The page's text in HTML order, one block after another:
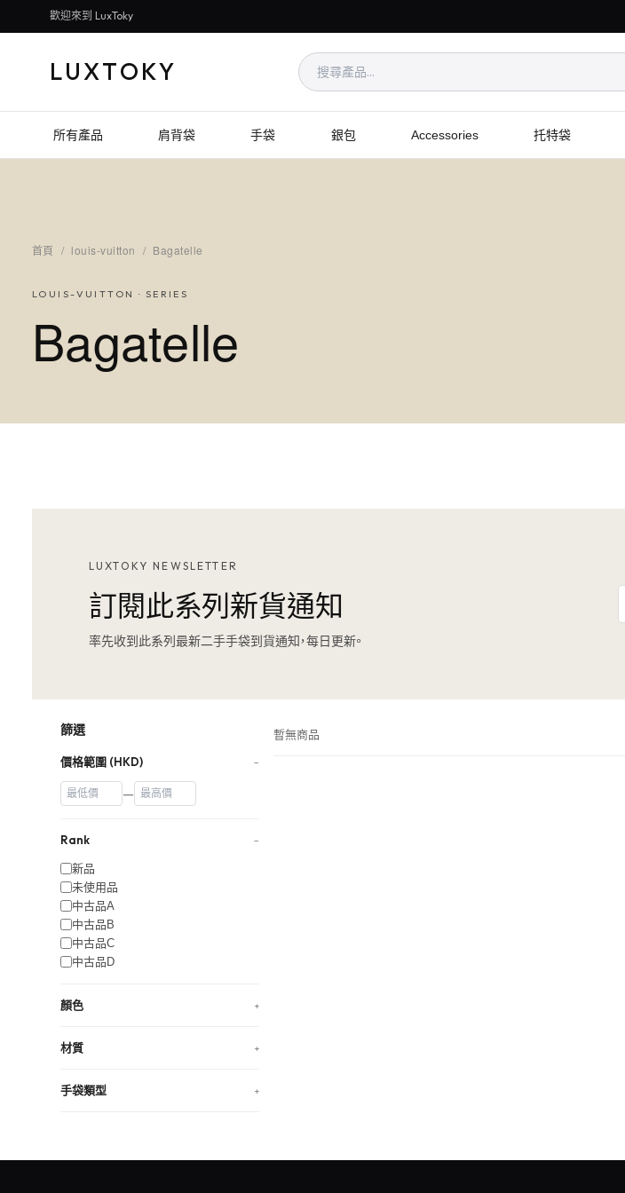
歡迎來到 LuxToky
LUXTOKY
所有產品 肩背袋 手袋 銀包 Accessories 托特袋
首頁 / louis-vuitton / Bagatelle
LOUIS-VUITTON · SERIES
Bagatelle
LUXTOKY NEWSLETTER
訂閱此系列新貨通知
率先收到此系列最新二手手袋到貨通知，每日更新。
篩選
價格範圍 (HKD) −
—
Rank −
新品
未使用品
中古品A
中古品B
中古品C
中古品D
顏色 +
材質 +
手袋類型 +
暫無商品